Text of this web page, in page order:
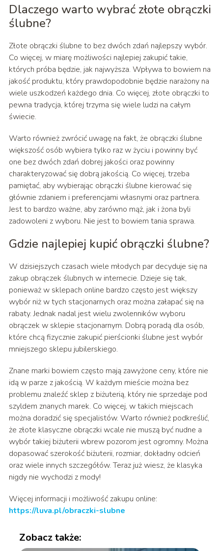
Dlaczego warto wybrać złote obrączki
ślubne?
Złote obrączki ślubne to bez dwóch zdań najlepszy wybór.
Co więcej, w miarę możliwości najlepiej zakupić takie,
których próba będzie, jak najwyższa. Wpływa to bowiem na
jakość produktu, który prawdopodobnie będzie narażony na
wiele uszkodzeń każdego dnia. Co więcej, złote obrączki to
pewna tradycja, której trzyma się wiele ludzi na całym
świecie.
Warto również zwrócić uwagę na fakt, że obrączki ślubne
większość osób wybiera tylko raz w życiu i powinny być
one bez dwóch zdań dobrej jakości oraz powinny
charakteryzować się dobrą jakością. Co więcej, trzeba
pamiętać, aby wybierając obrączki ślubne kierować się
głównie zdaniem i preferencjami własnymi oraz partnera.
Jest to bardzo ważne, aby zarówno mąż, jak i żona byli
zadowoleni z wyboru. Nie jest to bowiem tania sprawa.
Gdzie najlepiej kupić obrączki ślubne?
W dzisiejszych czasach wiele młodych par decyduje się na
zakup obrączek ślubnych w internecie. Dzieje się tak,
ponieważ w sklepach online bardzo często jest większy
wybór niż w tych stacjonarnych oraz można załapać się na
rabaty. Jednak nadal jest wielu zwolenników wyboru
obrączek w sklepie stacjonarnym. Dobrą poradą dla osób,
które chcą fizycznie zakupić pierścionki ślubne jest wybór
mniejszego sklepu jubilerskiego.
Znane marki bowiem często mają zawyżone ceny, które nie
idą w parze z jakością. W każdym mieście można bez
problemu znaleźć sklep z biżuterią, który nie sprzedaje pod
szyldem znanych marek. Co więcej, w takich miejscach
można doradzić się specjalistów. Warto również podkreślić,
że złote klasyczne obrączki wcale nie muszą być nudne a
wybór takiej biżuterii wbrew pozorom jest ogromny. Można
dopasować szerokość biżuterii, rozmiar, dokładny odcień
oraz wiele innych szczegółów. Teraz już wiesz, że klasyka
nigdy nie wychodzi z mody!
Więcej informacji i możliwość zakupu online:
https://luva.pl/obraczki-slubne
Zobacz także: